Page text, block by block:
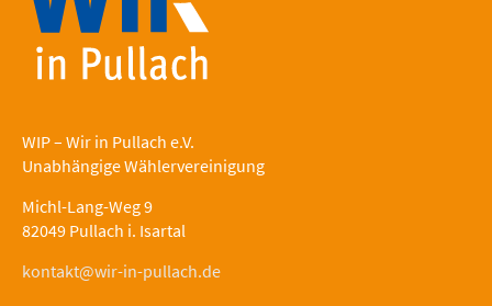
WIP – Wir in Pullach e.V.
Unabhängige Wählervereinigung
Michl-Lang-Weg 9
82049 Pullach i. Isartal
kontakt@wir-in-pullach.de